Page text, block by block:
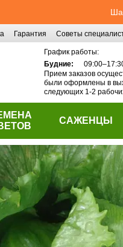
Гарантия Советы
График работы:
Будние:
Прием заказов
были оформлены в
следующих 1-2
САЖЕНЦЫ